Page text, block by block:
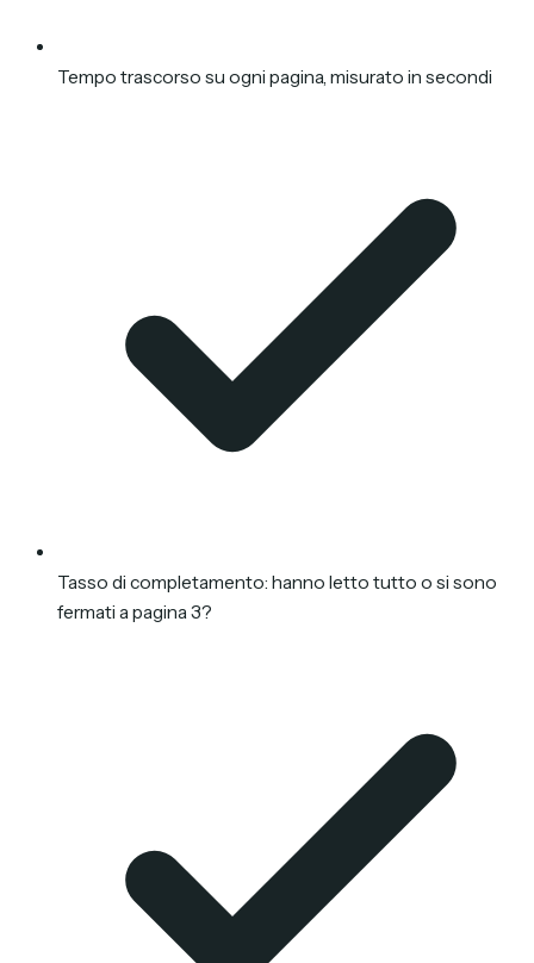
Tempo trascorso su ogni pagina, misurato in secondi
Tasso di completamento: hanno letto tutto o si sono
fermati a pagina 3?